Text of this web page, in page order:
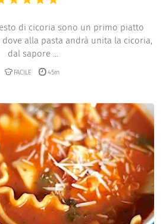
di cicoria sono un primo piatto
alla pasta andrà unita la cicoria,
dal sapore ...
FACILE 45m